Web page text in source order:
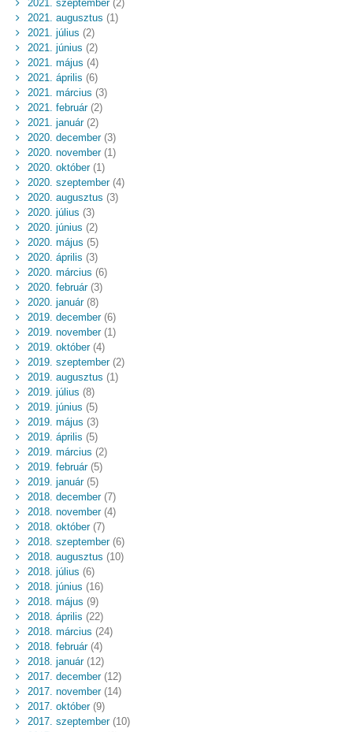
2021. szeptember(2)
2021. augusztus (1)
2021. július (2)
2021. június (2)
2021. május (4)
2021. április (6)
2021. március (3)
2021. február(2)
2021. január(2)
2020. december(3)
2020. november(1)
2020. október(1)
2020. szeptember(4)
2020. augusztus (3)
2020. július (3)
2020. június (2)
2020. május (5)
2020. április (3)
2020. március (6)
2020. február(3)
2020. január(8)
2019. december(6)
2019. november(1)
2019. október(4)
2019. szeptember(2)
2019. augusztus (1)
2019. július (8)
2019. június (5)
2019. május (3)
2019. április (5)
2019. március (2)
2019. február(5)
2019. január(5)
2018. december(7)
2018. november(4)
2018. október(7)
2018. szeptember(6)
2018. augusztus (10)
2018. július (6)
2018. június (16)
2018. május (9)
2018. április (22)
2018. március (24)
2018. február(4)
2018. január(12)
2017. december(12)
2017. november(14)
2017. október(9)
2017. szeptember(10)